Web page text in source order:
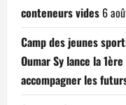
conteneurs vides 6
Camp des jeunes
Oumar Sy lance la
accompagner les